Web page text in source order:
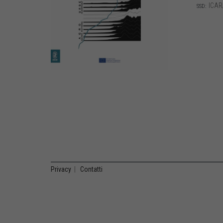
SSD:
Privacy Contatti